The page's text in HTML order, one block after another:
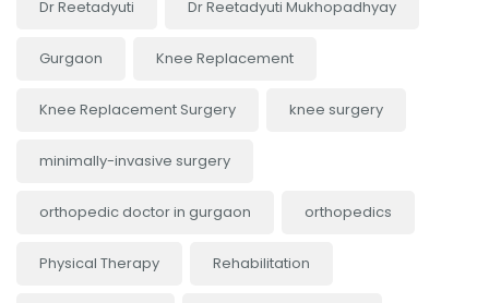
Dr Reetadyuti Dr Reetadyuti Mukhopadhyay
Gurgaon Knee Replacement
Knee Replacement Surgery knee surgery
minimally-invasive surgery
orthopedic doctor in gurgaon orthopedics
Physical Therapy Rehabilitation